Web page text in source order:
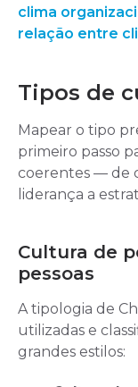
clima
relação entre
Tipos de
Mapear o tipo
primeiro passo
coerentes — de
liderança a
Cultura de
pessoas
A tipologia de
utilizadas e
grandes estilos: